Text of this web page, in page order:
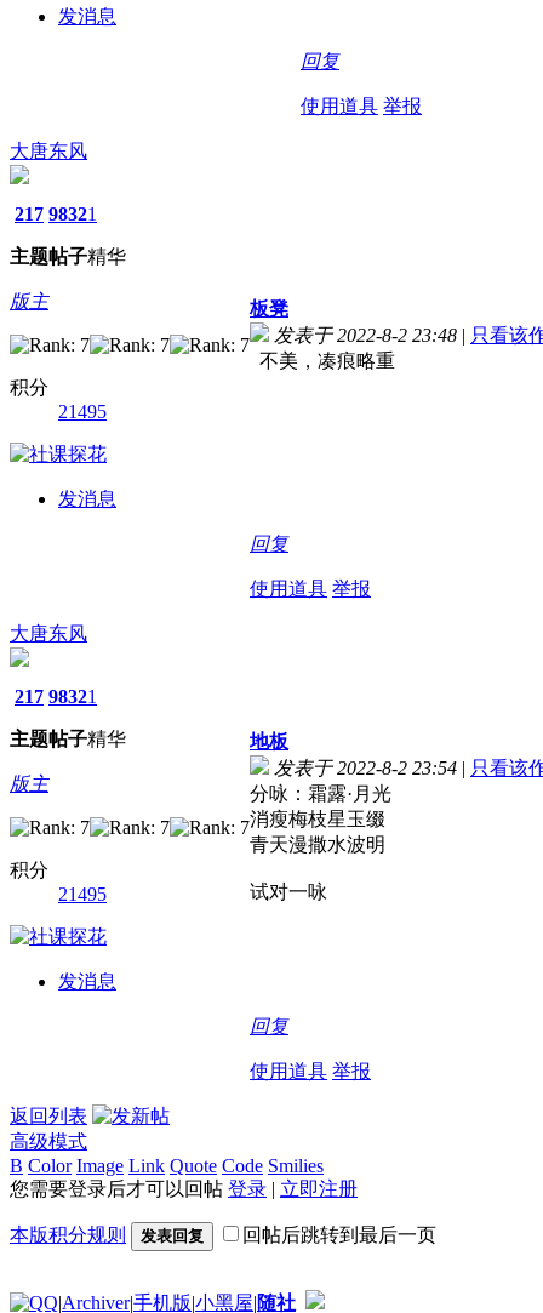
发消息
回复
使用道具 举报
大唐东风
217
主题
9832
帖子
1
精华
版主
积分
21495
发消息
板凳
发表于 2022-8-2 23:48 | 只看该
不美，凑痕略重
回复
使用道具 举报
大唐东风
217
主题
9832
帖子
1
精华
版主
积分
21495
发消息
地板
发表于 2022-8-2 23:54 | 只看该
分咏：霜露·月光
消瘦梅枝星玉缀
青天漫撒水波明
试对一咏
回复
使用道具 举报
返回列表
高级模式
B Color Image Link Quote Code Smilies
您需要登录后才可以回帖 登录 | 立即注册
本版积分规则 发表回复 回帖后跳转到最后一页
|Archiver|手机版|小黑屋|随社